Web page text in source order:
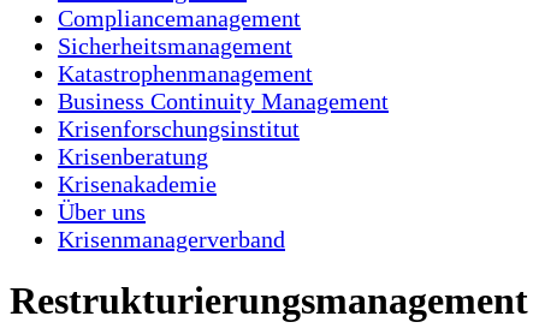
Compliancemanagement
Sicherheitsmanagement
Katastrophenmanagement
Business Continuity Management
Krisenforschungsinstitut
Krisenberatung
Krisenakademie
Über uns
Krisenmanagerverband
Restrukturierungsmanagement